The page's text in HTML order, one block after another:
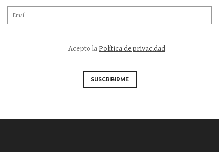
Acepto la Política de privacidad
SUSCRIBIRME